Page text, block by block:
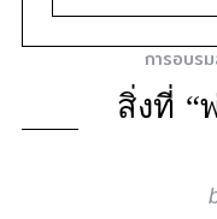
การอบร
สิ่งที่ “